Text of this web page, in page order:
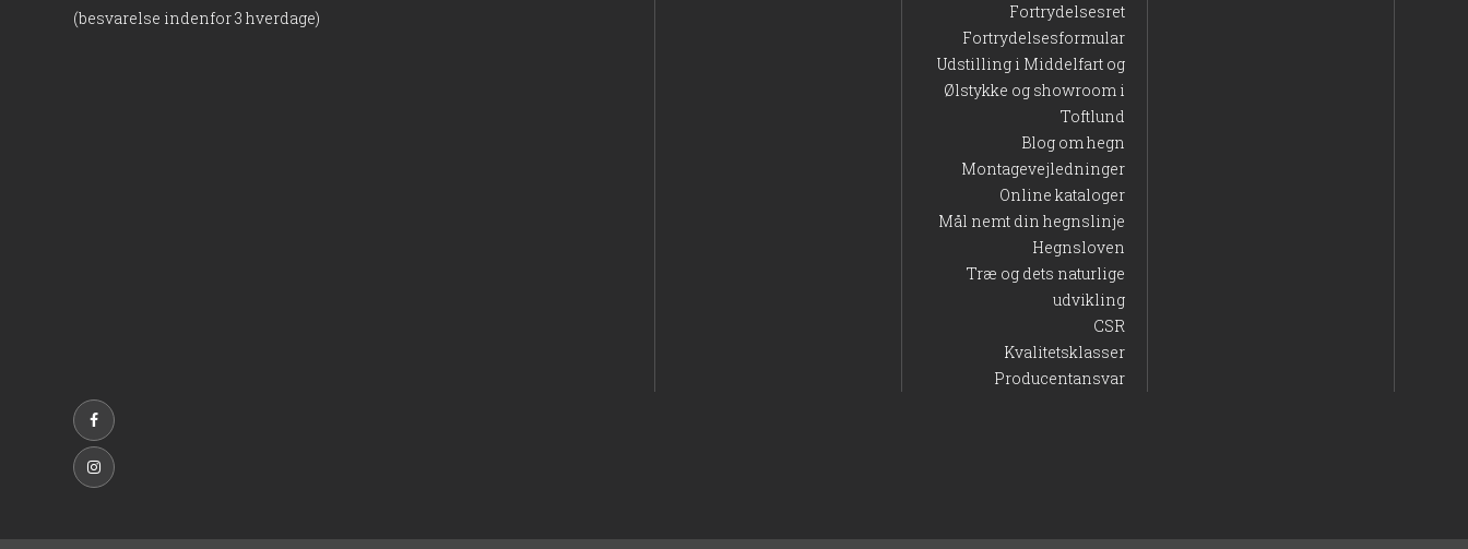
(besvarelse indenfor 3 hverdage)
Fortrydelsesret
Fortrydelsesformular
Udstilling i Middelfart og
Ølstykke og showroom i
Toftlund
Blog om hegn
Montagevejledninger
Online kataloger
Mål nemt din hegnslinje
Hegnsloven
Træ og dets naturlige
udvikling
CSR
Kvalitetsklasser
Producentansvar